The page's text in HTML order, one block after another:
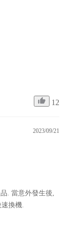
12
2023/09/21
. 當意外發生後,
換機.